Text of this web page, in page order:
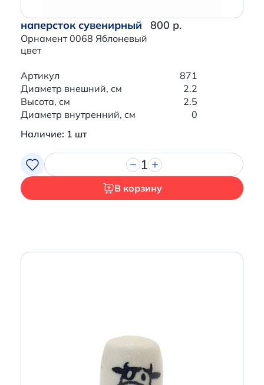
наперсток сувенирный
Орнамент 0068 Яблоневый
цвет
800 р.
Артикул
871
Диаметр внешний, см
2.2
Высота, см
2.5
Диаметр внутренний, см
0
Наличие: 1 шт
1
В корзину